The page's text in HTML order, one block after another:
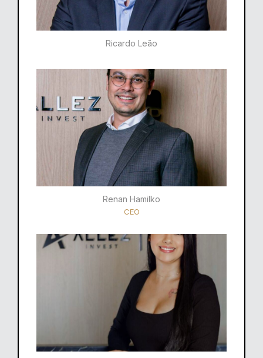
Ricardo Leão​
Renan Hamilko​
CEO